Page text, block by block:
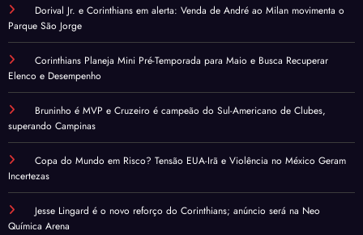
Dorival Jr. e Corinthians em alerta: Venda de André ao Milan movimenta o
Parque São Jorge
Corinthians Planeja Mini Pré-Temporada para Maio e Busca Recuperar
Elenco e Desempenho
Bruninho é MVP e Cruzeiro é campeão do Sul-Americano de Clubes,
superando Campinas
Copa do Mundo em Risco? Tensão EUA-Irã e Violência no México Geram
Incertezas
Jesse Lingard é o novo reforço do Corinthians; anúncio será na Neo
Química Arena